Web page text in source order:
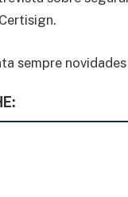
sempre